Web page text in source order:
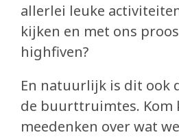
Buurtbabbels
Bouwen
Duurzaam bouwen
allerlei leuke
kijken en met ons
highfiven?
En natuurlijk is dit ook
de buurttruimtes. Kom
meedenken over wat